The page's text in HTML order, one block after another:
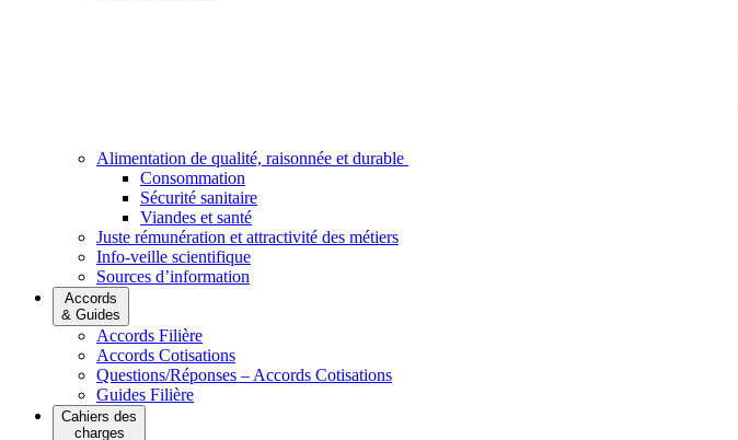
Alimentation de qualité, raisonnée et durable
Consommation
Sécurité sanitaire
Viandes et santé
Juste rémunération et attractivité des métiers
Info-veille scientifique
Sources d’information
Accords
& Guides
Accords Filière
Accords Cotisations
Questions/Réponses – Accords Cotisations
Guides Filière
Cahiers des
charges